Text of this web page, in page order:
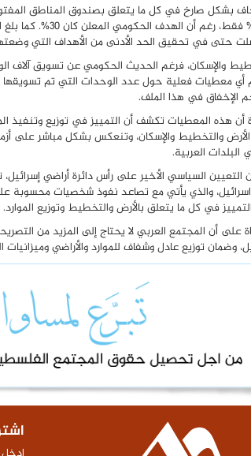
بشكل صارخ في كل ما يتعلق بصندوق المناطق
حتى في تحقيق الحد الأدنى من الأهداف التي
والإسكان، فرغم الحديث الحكومي عن تسويق آلاف
أي معطيات فعلية حول عدد الوحدات التي تم تسويقها
الإخفاق في هذا الملف.
أن هذه المعطيات تكشف أن التمييز في توزيع وتنفيذ
والتخطيط والإسكان، وتنعكس بشكل مباشر على
البلدات العربية.
التعيين السياسي الأخير على رأس دائرة أراضي
اسرائيل، والذي يأتي مع تصاعد نفوذ شخصيات محسوبة
في كل ما يتعلق بالأرض والتخطيط وتوزيع الموارد.
على أن المجتمع العربي لا يحتاج إلى المزيد من
وضمان توزيع عادل وشفاف للموارد والأراضي وميزانيات